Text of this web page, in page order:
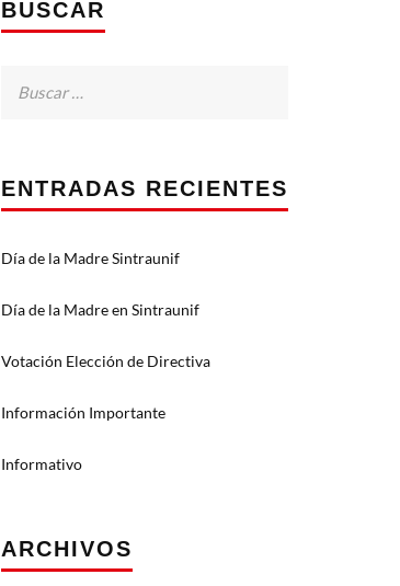
BUSCAR
ENTRADAS RECIENTES
Día de la Madre Sintraunif
Día de la Madre en Sintraunif
Votación Elección de Directiva
Información Importante
Informativo
ARCHIVOS